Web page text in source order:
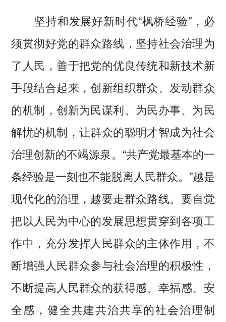
坚持和发展好新时代“枫桥经验”，必
须贯彻好党的群众路线，坚持社会治理为
了人民，善于把党的优良传统和新技术新
手段结合起来，创新组织群众、发动群众
的机制，创新为民谋利、为民办事、为民
解忧的机制，让群众的聪明才智成为社会
治理创新的不竭源泉。“共产党最基本的一
条经验是一刻也不能脱离人民群众。”越是
现代化的治理，越要走群众路线。要自觉
把以人民为中心的发展思想贯穿到各项工
作中，充分发挥人民群众的主体作用，不
断增强人民群众参与社会治理的积极性，
不断提高人民群众的获得感、幸福感、安
全感，健全共建共治共享的社会治理制